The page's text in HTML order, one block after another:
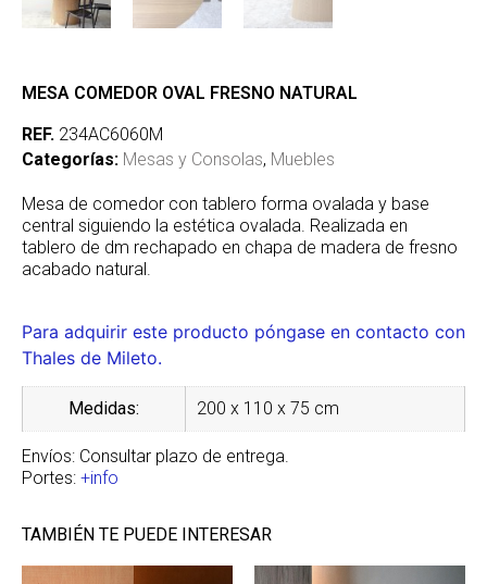
MESA COMEDOR OVAL FRESNO NATURAL
REF. 234AC6060M
Categorías: Mesas y Consolas, Muebles
Mesa de comedor con tablero forma ovalada y base
central siguiendo la estética ovalada. Realizada en
tablero de dm rechapado en chapa de madera de fresno
acabado natural.
Para adquirir este producto póngase en contacto con
Thales de Mileto.
Medidas: 200 x 110 x 75 cm
Envíos: Consultar plazo de entrega.
Portes: +info
TAMBIÉN TE PUEDE INTERESAR